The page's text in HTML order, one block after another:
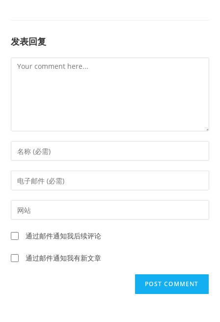
发表回复
Comment
Enter
your
name
comment
Enter
your
email
address
comment
Enter
your
website
URL
(optional)
通过邮件通知我后续评论
通过邮件通知我有新文章